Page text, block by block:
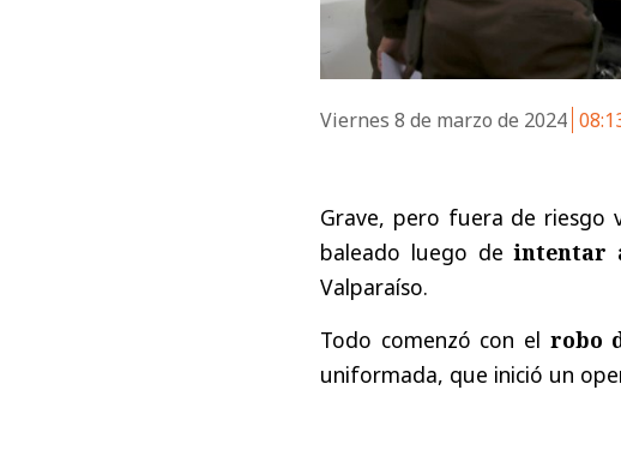
Viernes 8 de marzo de 2024
Grave, pero fuera de riesgo
baleado luego deintentar
Valparaíso.
Todo comenzó con el robo
uniformada, que inició un